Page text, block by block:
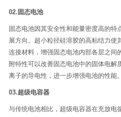
02.固态电池
固态电池因其安全性和能量密度高的特
展方向。超小粒径硅溶胶的高粘结力使
连接材料，增强固态电池内部各层之间
附特性可以改善固态电池中的固体电解
离子的导电性，进一步增强电池的性能。
03.超级电容器
与传统电池相比，超级电容器在充放电